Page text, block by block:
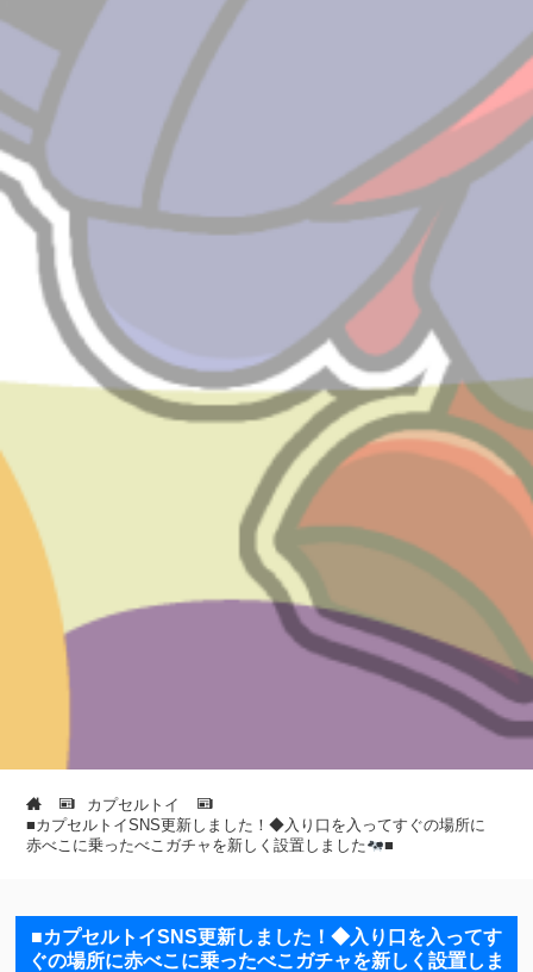
カプセルトイ
■カプセルトイSNS更新しました！◆入り口を入ってすぐの場所に
赤べこに乗ったべこガチャを新しく設置しました
■
■カプセルトイSNS更新しました！◆入り口を入ってす
ぐの場所に赤べこに乗ったべこガチャを新しく設置しま